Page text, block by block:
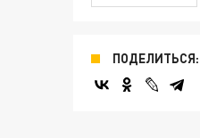
ПОДЕЛИТЬСЯ: